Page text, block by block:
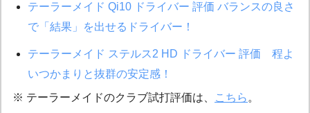
テーラーメイド Qi10 ドライバー 評価 バランスの良さ
で「結果」を出せるドライバー！
テーラーメイド ステルス2 HD ドライバー 評価 程よ
いつかまりと抜群の安定感！
※ テーラーメイドのクラブ試打評価は、
こちら 。